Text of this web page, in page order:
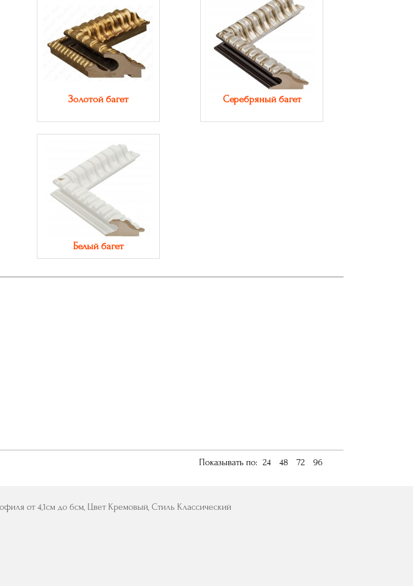
Золотой багет Серебряный багет
Белый багет
Показывать по: 24 48 72 96
от 4,1см до 6см, Цвет Кремовый, Стиль Классический